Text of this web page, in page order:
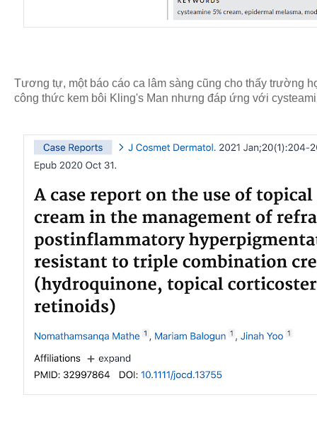
Tương tự, một báo cáo ca lâm sàng cũng cho thấy trường
công thức kem bôi Kling's Man nhưng đáp ứng với